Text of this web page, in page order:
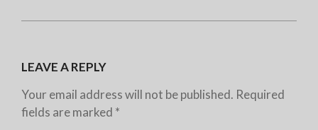
LEAVE A REPLY
Your email address will not be published. Required
fields are marked *